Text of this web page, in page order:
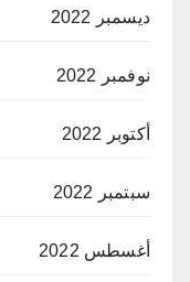
ديسمبر 2022
نوفمبر 2022
أكتوبر 2022
سبتمبر 2022
أغسطس 2022